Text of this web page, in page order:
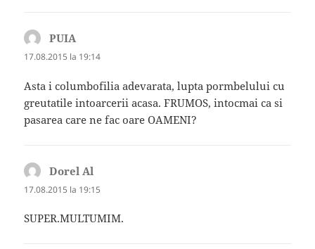
PUIAspune:
17.08.2015 la 19:14
Asta i columbofilia adevarata, lupta pormbelului cu
greutatile intoarcerii acasa. FRUMOS, intocmai ca si
pasarea care ne fac oare OAMENI?
Dorel Al
17.08.2015 la 19:15
SUPER.MULTUMIM.